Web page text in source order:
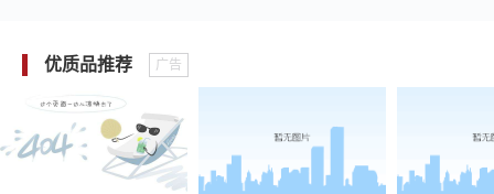
优质品推荐 广告